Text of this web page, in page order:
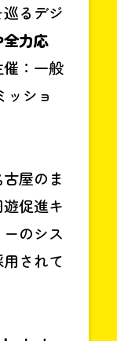
るデジ
全力応
催：一般
ッショ
屋のま
促進キ
のシス
されて